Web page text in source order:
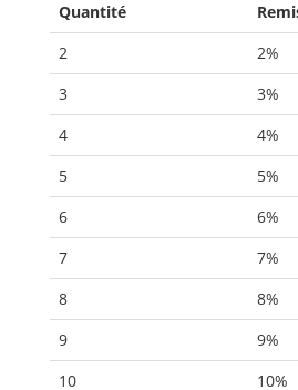
Quantité
2
2%
3
3%
4
4%
5
5%
6
6%
7
7%
8
8%
9
9%
10
10%